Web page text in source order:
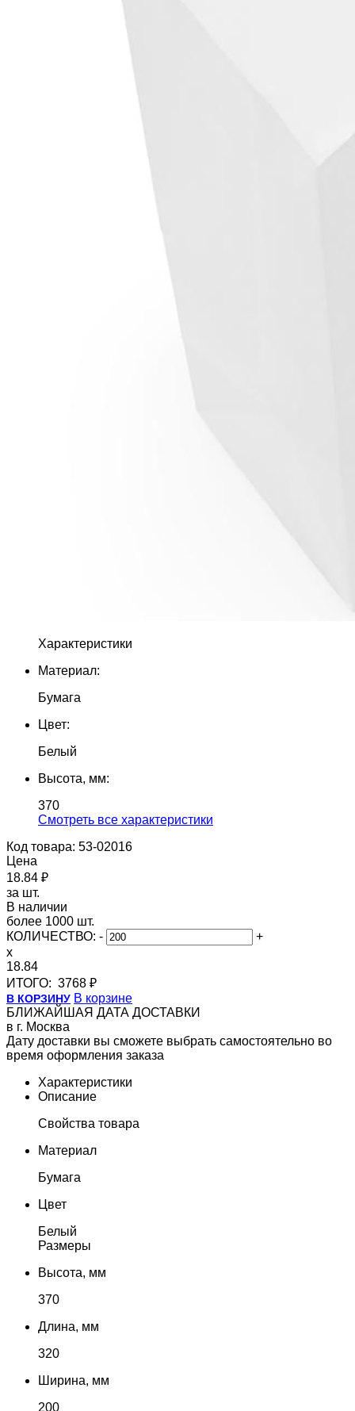
Характеристики
Материал:
Бумага
Цвет:
Белый
Высота, мм:
370
Cмотреть все характеристики
Код товара: 53-02016
Цена
18.84 ₽
за шт.
В наличии
более 1000 шт.
КОЛИЧЕСТВО: -
+
x
18.84
ИТОГО: 3768 ₽
В КОРЗИНУ В корзине
БЛИЖАЙШАЯ ДАТА ДОСТАВКИ
в г. Москва
Дату доставки вы сможете выбрать самостоятельно во
время оформления заказа
Характеристики
Описание
Свойства товара
Материал
Бумага
Цвет
Белый
Размеры
Высота, мм
370
Длина, мм
320
Ширина, мм
200